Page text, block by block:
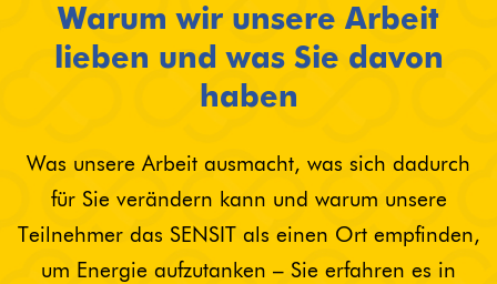
Warum wir unsere Arbeit
lieben und was Sie davon
haben
Was unsere Arbeit ausmacht, was sich dadurch
für Sie verändern kann und warum unsere
Teilnehmer das SENSIT als einen Ort empfinden,
um Energie aufzutanken – Sie erfahren es in